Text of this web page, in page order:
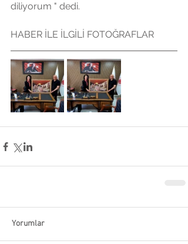
diliyorum " dedi.
HABER İLE İLGİLİ FOTOĞRAFLAR
Yorumlar